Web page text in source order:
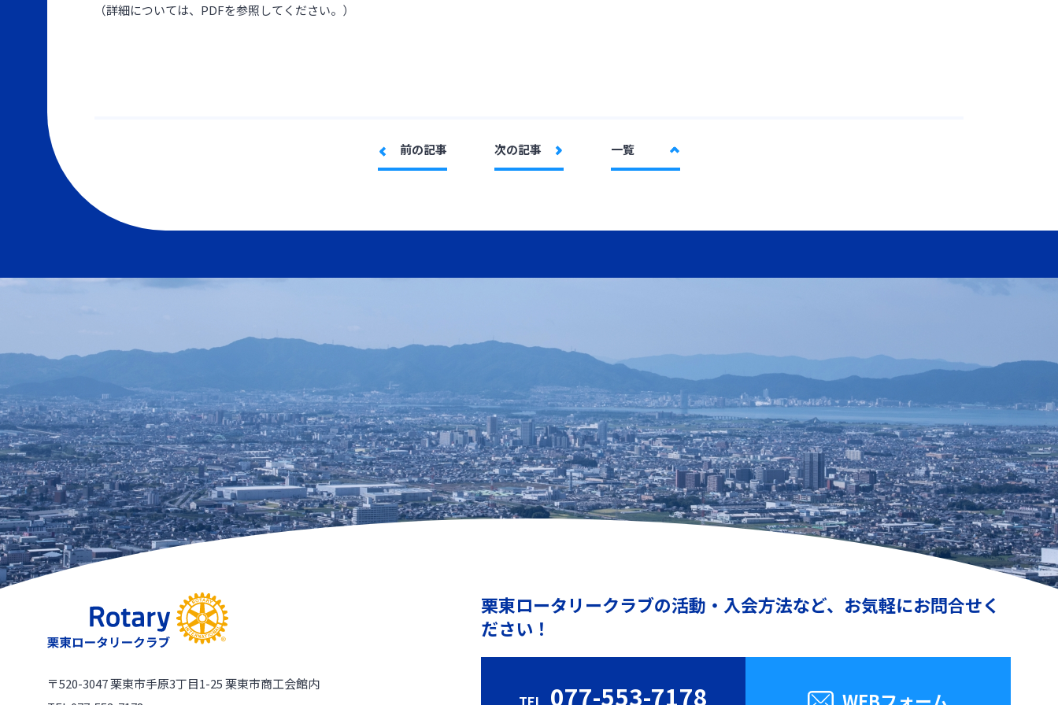
（詳細については、PDFを参照してください。）
前の記事 次の記事 一覧
〒520-3047栗東市手原3丁目1-25 栗東市商工会館内
栗東ロータリークラブの活動・入会方法など、お気軽にお問合せく
ださい！
TEL 077-553-7178